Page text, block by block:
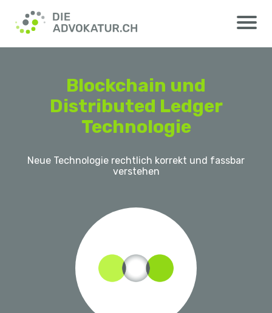
Blockchain und
Distributed Ledger
Technologie
Neue Technologie rechtlich korrekt und fassbar
verstehen